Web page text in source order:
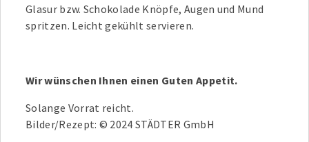
Glasur bzw. Schokolade Knöpfe, Augen und Mund
spritzen. Leicht gekühlt servieren.
Wir wünschen Ihnen einen Guten Appetit.
Solange Vorrat reicht.
Bilder/Rezept: © 2024 STÄDTER GmbH